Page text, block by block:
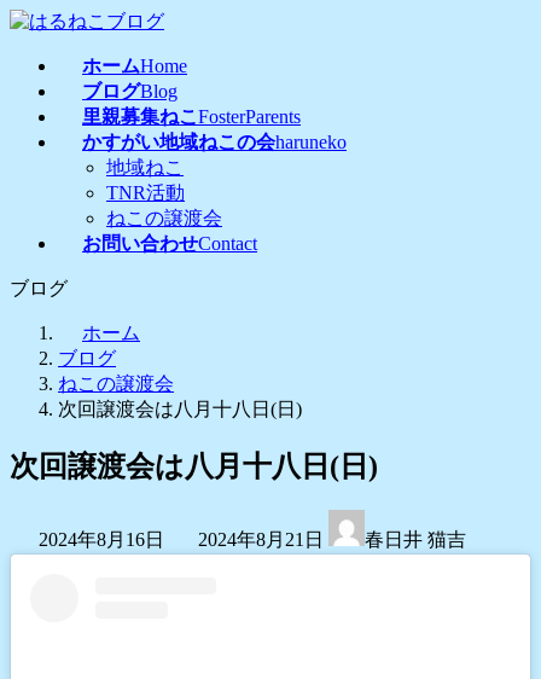
コ
ナ
ホームHome
ブログBlog
里親募集ねこ FosterParents
かすがい地域ねこの会haruneko
地域ねこ
TNR活動
ねこの譲渡会
お問い合わせContact
ブログ
ホーム
ブログ
ねこの譲渡会
次回譲渡会は八月十八日(日)
次回譲渡会は八月十八日(日)
2024年8月16日
終
2024年8月21日 春日井 猫吉